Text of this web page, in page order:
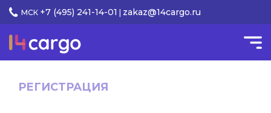
МСК +7 (495) 241-14-01 zakaz@14cargo.ru
РЕГИСТРАЦИЯ